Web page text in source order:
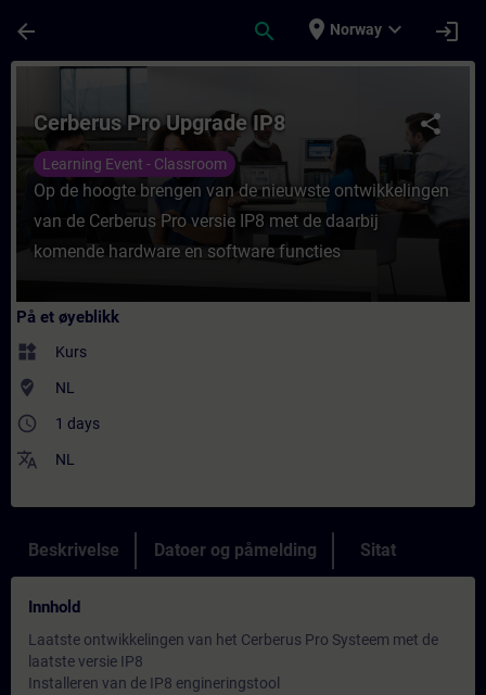
arrow_back search place Norway expand_more login
Kurs - Cerberus Pro Upgrade IP8 -
share
Cerberus Pro Upgrade IP8
Learning Event - Classroom
Op de hoogte brengen van de nieuwste ontwikkelingen
van de Cerberus Pro versie IP8 met de daarbij
komende hardware en software functies
På et øyeblikk
widgets Kurs
where_to_vote NL
access_time 1 days
translate NL
Beskrivelse Datoer og påmelding Sitat
Innhold
Laatste ontwikkelingen van het Cerberus Pro Systeem met de
laatste versie IP8
Installeren van de IP8 engineringstool